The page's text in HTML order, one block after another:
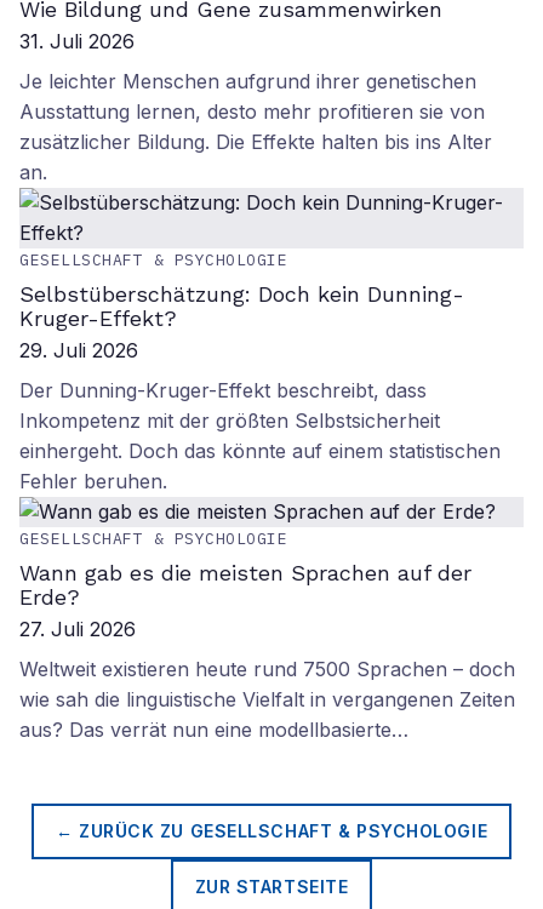
Wie Bildung und Gene zusammenwirken
31. Juli 2026
Je leichter Menschen aufgrund ihrer genetischen
Ausstattung lernen, desto mehr profitieren sie von
zusätzlicher Bildung. Die Effekte halten bis ins Alter
an.
GESELLSCHAFT & PSYCHOLOGIE
Selbstüberschätzung: Doch kein Dunning-
Kruger-Effekt?
29. Juli 2026
Der Dunning-Kruger-Effekt beschreibt, dass
Inkompetenz mit der größten Selbstsicherheit
einhergeht. Doch das könnte auf einem statistischen
Fehler beruhen.
GESELLSCHAFT & PSYCHOLOGIE
Wann gab es die meisten Sprachen auf der
Erde?
27. Juli 2026
Weltweit existieren heute rund 7500 Sprachen – doch
wie sah die linguistische Vielfalt in vergangenen Zeiten
aus? Das verrät nun eine modellbasierte…
← ZURÜCK ZU GESELLSCHAFT & PSYCHOLOGIE
ZUR STARTSEITE